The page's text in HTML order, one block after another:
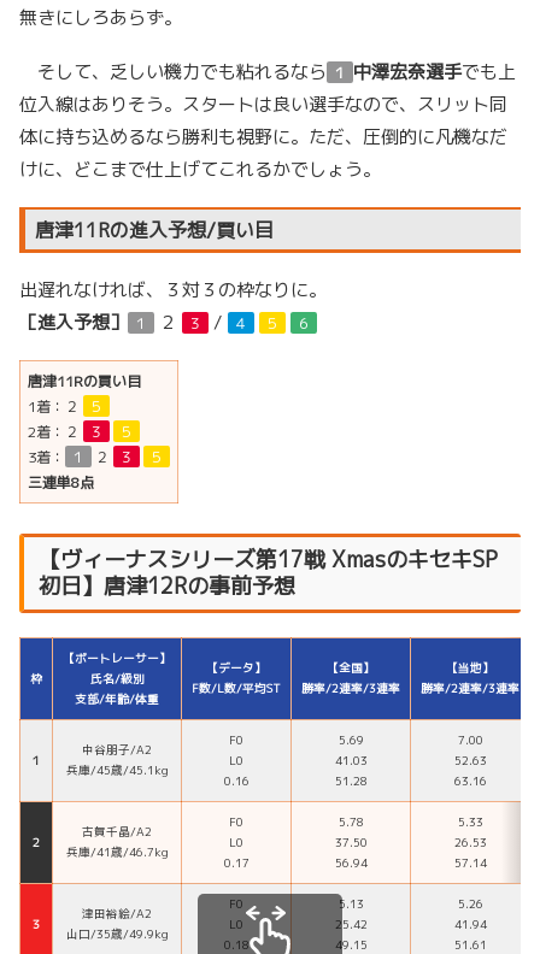
無きにしろあらず。
そして、乏しい機力でも粘れるなら １ 中澤宏奈選手でも上
位入線はありそう。スタートは良い選手なので、スリット同
体に持ち込めるなら勝利も視野に。ただ、圧倒的に凡機なだ
けに、どこまで仕上げてこれるかでしょう。
唐津11Rの進入予想/買い目
出遅れなければ、３対３の枠なりに。
［進入予想］
１ ２ ３ / ４ ５ ６
唐津11Rの買い目
1着： ２
５
2着： ２ ３
５
3着：
１ ２ ３
５
三連単8点
【ヴィーナスシリーズ第17戦 XmasのキセキSP
初日】唐津12Rの事前予想
枠
【ボートレーサー】
氏名/級別
支部/年齢/体重
【データ】
F数/L数/平均ST
【全国】
勝率/2連率/3連率
【当地】
勝率/2連率/3連率
１
中谷朋子/A2
兵庫/45歳/45.1kg
F0
L0
0.16
5.69
41.03
51.28
7.00
52.63
63.16
２
古賀千晶/A2
兵庫/41歳/46.7kg
F0
L0
0.17
5.78
37.50
56.94
5.33
26.53
57.14
３
津田裕絵/A2
山口/35歳/49.9kg
F0
L0
0.18
5.13
25.42
49.15
5.26
41.94
51.61